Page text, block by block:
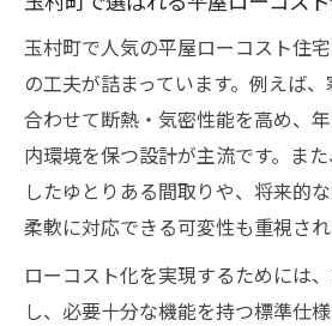
玉村町で人気の平屋ローコスト住
の工夫が詰まっています。例えば
合わせて断熱・気密性能を高め、
内環境を保つ設計が主流です。ま
したゆとりある間取りや、将来的
柔軟に対応できる可変性も重視され
ローコスト化を実現するためには
し、必要十分な機能を持つ標準仕